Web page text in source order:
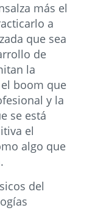
más el
a
que sea
de
la
boom que
y la
se está
el
algo que
del